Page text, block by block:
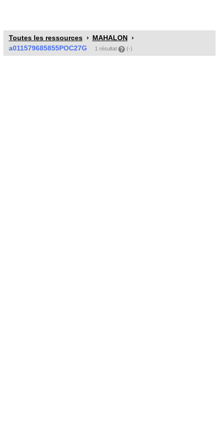
Toutes les ressources
MAHALON
a011579685855POC27G
1 résultat (-)